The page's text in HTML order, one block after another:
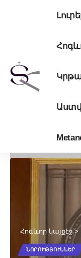
Հոգևոր կայքէջ>
ՆՈՐՈՒԹՅՈՒՆՆԵՐ